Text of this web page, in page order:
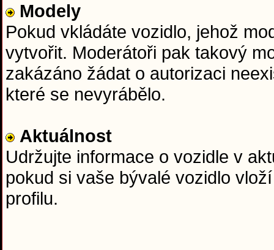
Modely
Pokud vkládáte vozidlo, jehož
vytvořit. Moderátoři pak takový
zakázáno žádat o autorizaci
které se nevyrábělo.
Aktuálnost
Udržujte informace o vozidle v
pokud si vaše bývalé vozidlo
profilu.